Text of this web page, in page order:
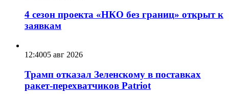
4 сезон проекта «НКО без границ» открыт к
заявкам
12:4005 авг 2026
Трамп отказал Зеленскому в поставках
ракет-перехватчиков Patriot